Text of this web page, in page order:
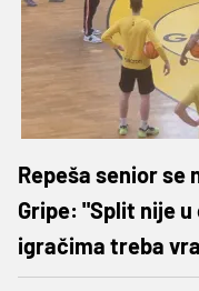
Repeša senior se
Gripe: "Split nije
igračima treba